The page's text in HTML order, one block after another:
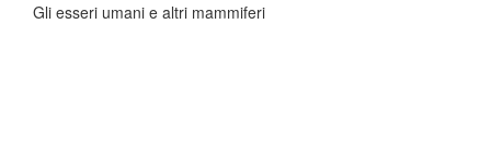
Gli esseri umani e altri mammiferi